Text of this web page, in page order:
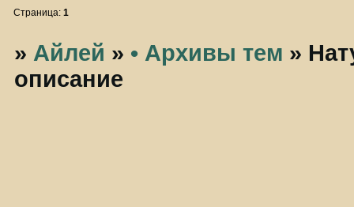
Страница:1
» Айлей » • Архивы тем »
описание